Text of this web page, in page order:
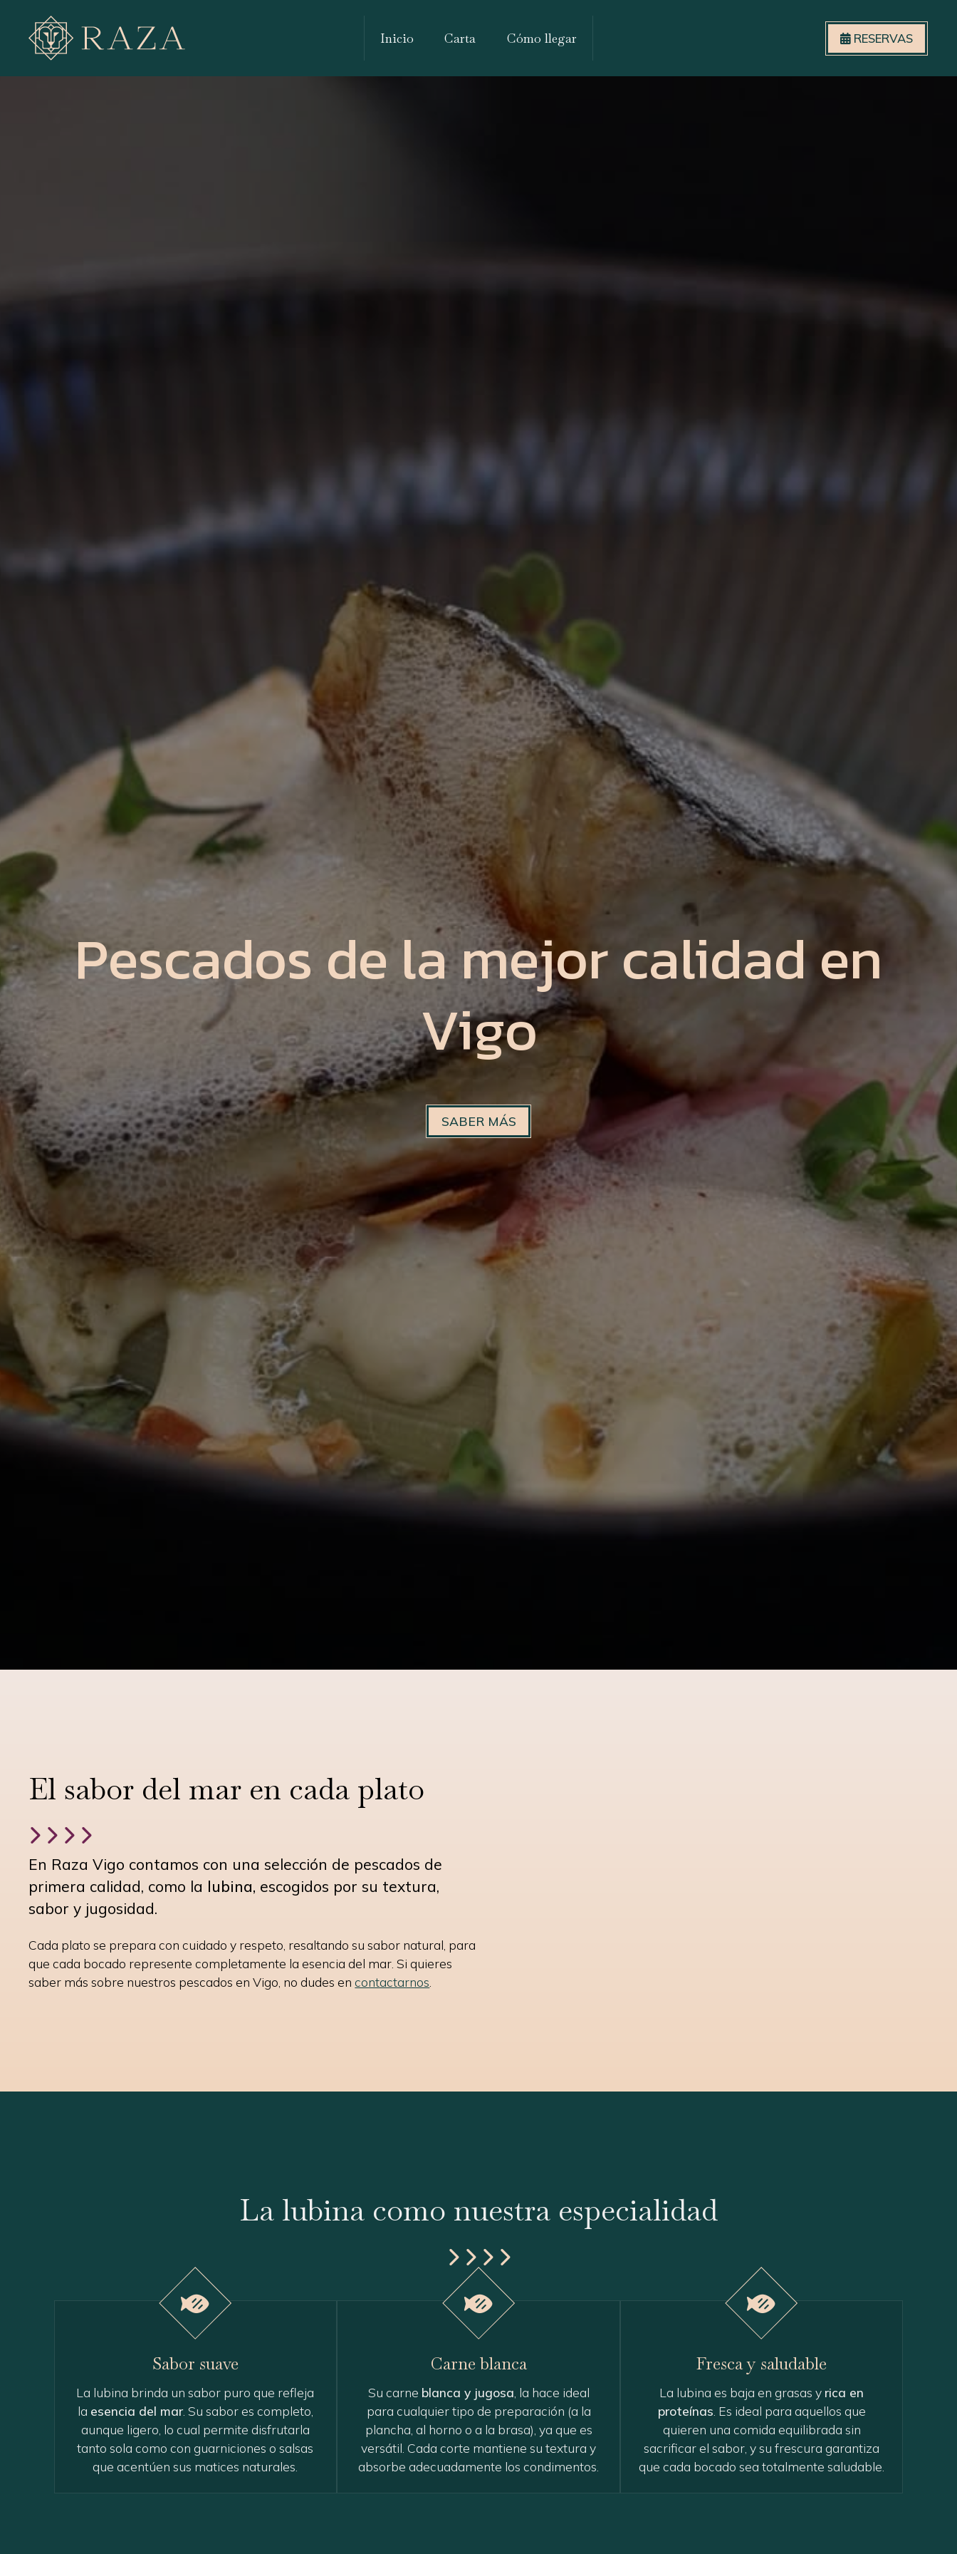
Inicio Carta Cómo llegar RESERVAS
Pescados de la mejor calidad en
Vigo
SABER MÁS
El sabor del mar en cada plato
En Raza Vigo contamos con una selección de pescados de
primera calidad, como la lubina, escogidos por su textura,
sabor y jugosidad.
Cada plato se prepara con cuidado y respeto, resaltando su sabor natural, para
que cada bocado represente completamente la esencia del mar. Si quieres
saber más sobre nuestros pescados en Vigo, no dudes encontactarnos
La lubina como nuestra especialidad
Sabor suave
La lubina brinda un sabor puro que refleja
la esencia del mar. Su sabor es completo,
aunque ligero, lo cual permite disfrutarla
tanto sola como con guarniciones o salsas
que acentúen sus matices naturales.
Carne blanca
Su carne blanca y jugosa , la hace ideal
para cualquier tipo de preparación (a la
plancha, al horno o a la brasa), ya que es
versátil. Cada corte mantiene su textura y
absorbe adecuadamente los condimentos.
Fresca y saludable
La lubina es baja en grasas y rica en
proteínas . Es ideal para aquellos que
quieren una comida equilibrada sin
sacrificar el sabor, y su frescura garantiza
que cada bocado sea totalmente saludable.